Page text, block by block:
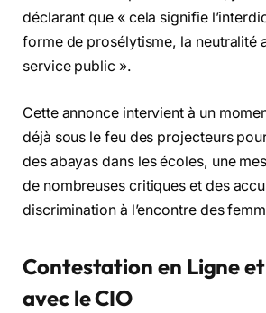
déclarant que « cela signifie
forme de prosélytisme, la neutralité
service public ».
Cette annonce intervient à un
déjà sous le feu des projecteurs
des abayas dans les écoles, une
de nombreuses critiques et des
discrimination à l’encontre des
Contestation en Ligne
avec le CIO